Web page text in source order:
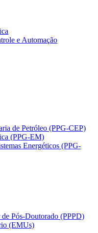
e Automação
de Petróleo (PPG-CEP)
(PPG-EM)
Energéticos (PPG-
de Pós-Doutorado (PPPD)
(EMUs)